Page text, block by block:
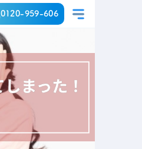
0120-959-606